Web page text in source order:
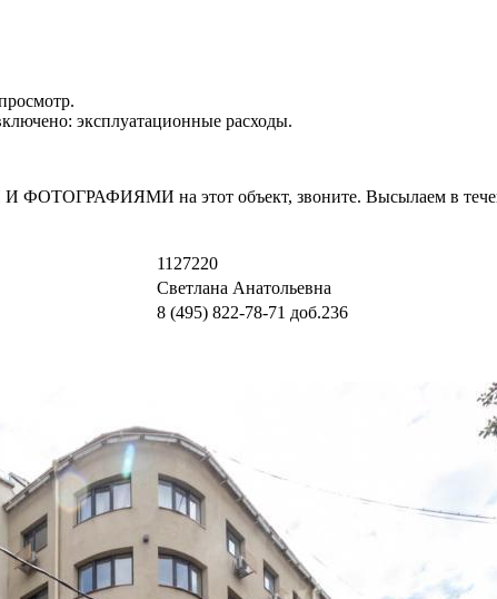
эксплуатационные расходы.
на этот объект, звоните. Высылаем в
1127220
Светлана Анатольевна
8 (495) 822-78-71 доб.236